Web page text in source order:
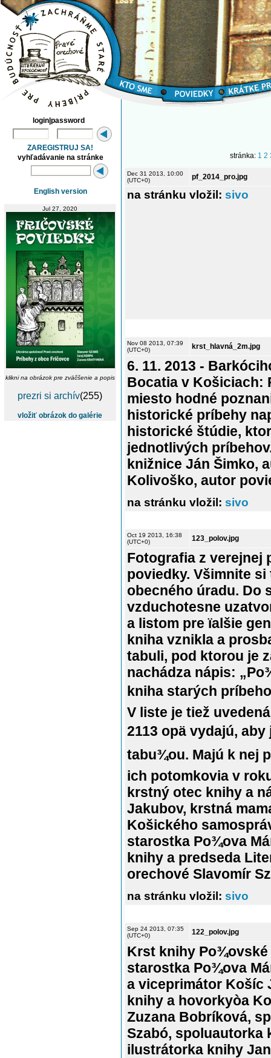
login|password
ZAREGISTRUJ SA!
vyhľadávanie na stránke
English version
Jul 27, 2020
klikni na obrázok pre zväčšenie a popis
prezri si archív(255)
vložiť obrázok do galérie
stránka: 1 2
Dec 31 2013, 10:00
(UTC+0)
pf_2014_pro.jpg
na stránku vložil: sivo
Nov 08 2013, 07:39
(UTC+0)
krst_hlavná_2m.jpg
6. 11. 2013 -
Bocatia v Košiciach:
miesto hodné
historické príbehy
historické štúdie,
jednotlivých
knižnice Ján Šimko,
Kolivoško, autor
na stránku vložil: sivo
Oct 19 2013, 16:38
(UTC+0)
123_polov.jpg
Fotografia z verejnej
poviedky. Všimnite
obecného úradu. Do
vzduchotesne
a listom pre ïalšie
kniha vznikla a
tabuli, pod ktorou je
nachádza nápis:
kniha starých
V liste je tiež
2113 opä vydajú,
tabu¾ou. Majú k nej
ich potomkovia v
krstný otec knihy a
Jakubov, krstná
Košického
starostka Po¾ova
knihy a predseda
orechové Slavomír
na stránku vložil: sivo
Sep 24 2013, 07:35
(UTC+0)
122_polov.jpg
Krst knihy
starostka Po¾ova
a viceprimátor Košíc
knihy a hovorkyòa
Zuzana Bobríková,
Szabó, spoluautorka
ilustrátorka knihy